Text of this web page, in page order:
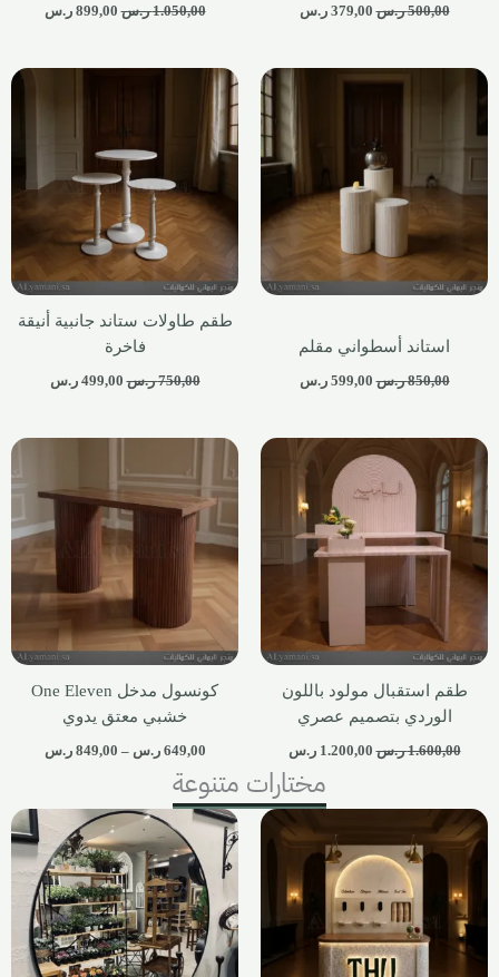
500,00 ر.س 379,00 ر.س 1.050,00 ر.س 899,00 ر.س
استاند أسطواني مقلم
850,00 ر.س 599,00 ر.س
طقم طاولات ستاند جانبية أنيقة
فاخرة
750,00 ر.س 499,00 ر.س
طقم استقبال مولود باللون
الوردي بتصميم عصري
1.600,00 ر.س 1.200,00 ر.س
كونسول مدخل One Eleven
خشبي معتق يدوي
649,00 ر.س –
849,00 ر.س
مختارات متنوعة